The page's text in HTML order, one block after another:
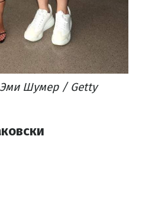
Эми Шумер / Getty